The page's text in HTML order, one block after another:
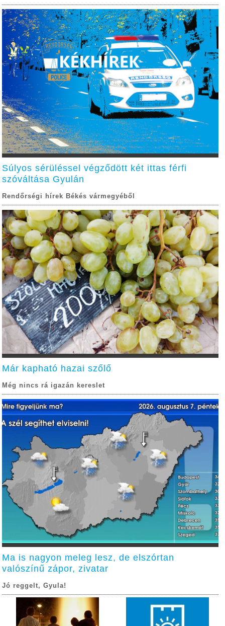
Súlyos sérüléssel végződött két ittas férfi
szóváltása Gyulán
Rendőrségi hírek Békés vármegyéből
Már kapható hazai szőlő
Még nincs rá igazán kereslet
Ma is nagyon meleg lesz, de elszórtan
valószínű zápor, zivatar
Jó reggelt, Gyula!